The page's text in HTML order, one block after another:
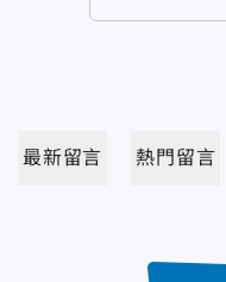
最新留言 熱門留言